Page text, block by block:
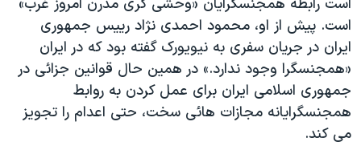
جهش
به
جستجو
گزیده‌ها
ویژه برنامه‌ها
ویدیوها
فرهنگ و زندگی
عملیات خشم حماسی
۲۵۰سالگی آمریکا
بایگانی برنامه‌های تلویزیونی
مستندها
پخش رادیویی
یادگیری زبان انگلیسی
دنبال کنید
است. پیش از او، محمود احمدی نژاد ريیس جمهوری
ایران در جریان سفری به نیویورک گفته بود که در ایران
«همجنسگرا وجود ندارد.» در همین حال قوانين جزائی در
جمهوری اسلامی ايران برای عمل کردن به روابط
همجنسگرايانه مجازات هائی سخت، حتی اعدام را تجويز
می کند.